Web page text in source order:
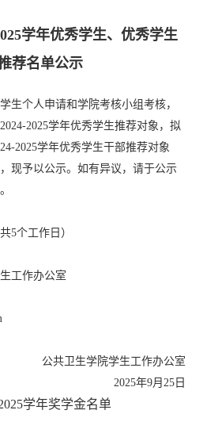
学年优秀学生、优秀学生
荐名单公示
生个人申请和学院考核小组考核，
2024-2025学年优秀学生推荐对象 ， 拟
4-2025学年优秀学生干部推荐对象
现予以公示。如有异议，请于公示
5个工作日）
工作办公室
公共卫生学院学生工作办公室
2025年9月25日
25学年奖学金名单